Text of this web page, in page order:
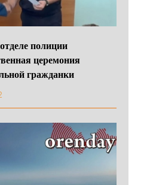
полиции
церемония
гражданки